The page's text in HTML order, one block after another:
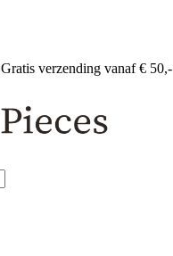
Gratis verzending vanaf € 50,-